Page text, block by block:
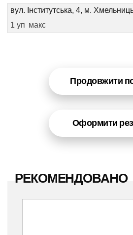
вул. Інститутська, 4, м.
1 уп макс
Продовжити
Оформити
РЕКОМЕНДОВАНО